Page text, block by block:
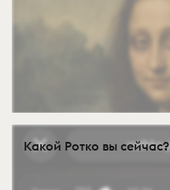
Какой Ротко вы сейчас?